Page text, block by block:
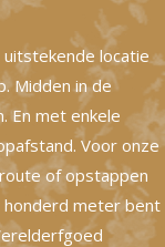
locatie
Midden in de
En met enkele
Voor onze
of opstappen
honderd meter bent